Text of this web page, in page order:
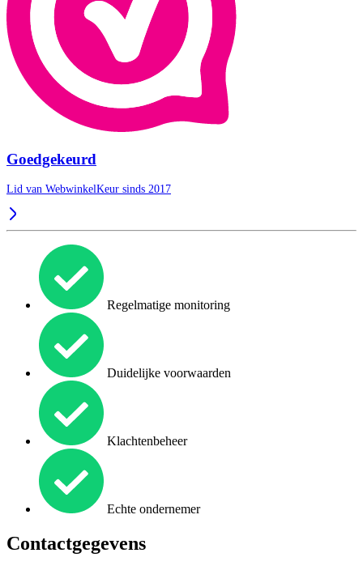
Goedgekeurd
Lid van WebwinkelKeur sinds 2017
Regelmatige monitoring
Duidelijke voorwaarden
Klachtenbeheer
Echte ondernemer
Contactgegevens